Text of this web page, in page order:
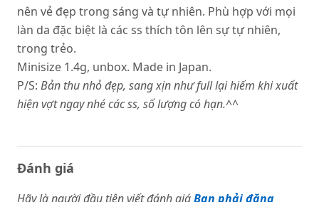
nên vẻ đẹp trong sáng và tự nhiên. Phù hợp với mọi
làn da đặc biệt là các ss thích tôn lên sự tự nhiên,
trong trẻo.
Minisize 1.4g, unbox. Made in Japan.
P/S: Bản thu nhỏ đẹp, sang xịn như full lại hiếm khi xuất
hiện vợt ngay nhé các ss, số lượng có hạn.^^
Đánh giá
Hãy là người đầu tiên viết đánh giáBạn phải đăng